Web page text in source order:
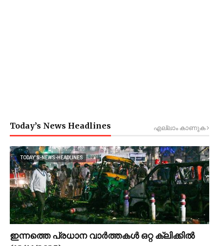
Today’s News Headlines എല്ലാം കാണുക
TODAY’S-NEWS-HEADLINES
ഇന്നത്തെ പ്രധാന വാർത്തകൾ ഒറ്റ ക്ലിക്കിൽ